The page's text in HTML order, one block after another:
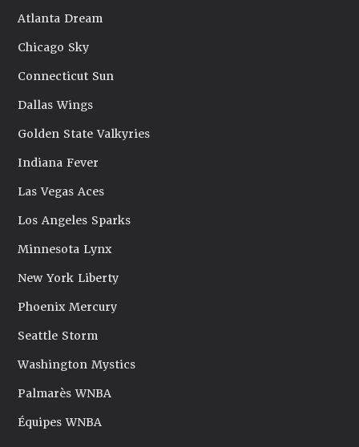
Atlanta Dream
Chicago Sky
Connecticut Sun
Dallas Wings
Golden State Valkyries
Indiana Fever
Las Vegas Aces
Los Angeles Sparks
Minnesota Lynx
New York Liberty
Phoenix Mercury
Seattle Storm
Washington Mystics
Palmarès WNBA
Équipes WNBA